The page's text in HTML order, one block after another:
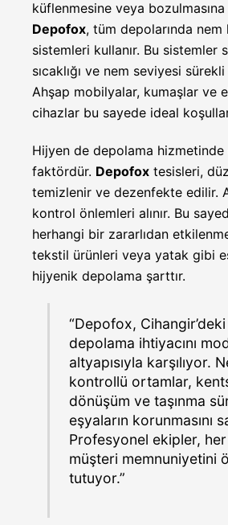
küflenmesine veya
Depofox, tüm depolarında
sistemleri kullanır. Bu sistemler
sıcaklığı ve nem seviyesi
Ahşap mobilyalar, kumaşlar ve
cihazlar bu sayede ideal
Hijyen de depolama
faktördür. Depofox tesisleri,
temizlenir ve dezenfekte edilir.
kontrol önlemleri alınır. Bu
herhangi bir zararlıdan
tekstil ürünleri veya yatak gibi
hijyenik depolama şarttır.
“Depofox,
depolama ihtiyacını
altyapısıyla karşılıyor.
kontrollü ortamlar,
dönüşüm ve taşınma
eşyaların korunmasını
Profesyonel ekipler, her
müşteri memnuniyetini
tutuyor.”